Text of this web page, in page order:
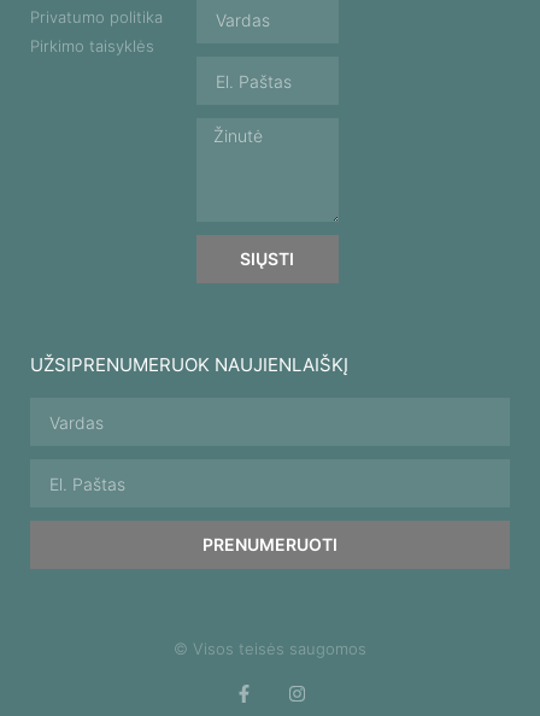
Privatumo politika
Pirkimo taisyklės
SIŲSTI
UŽSIPRENUMERUOK NAUJIENLAIŠKĮ
PRENUMERUOTI
© Visos teisės saugomos